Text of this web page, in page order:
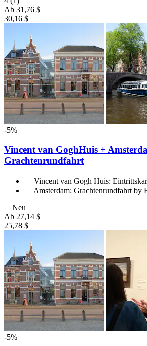
Ab 31,76 $
30,16 $
-5%
Vincent van GoghHuis +
Grachtenrundfahrt
Vincent van Gogh Huis:
Amsterdam: Grachtenrundfahrt by
Neu
Ab 27,14 $
25,78 $
-5%